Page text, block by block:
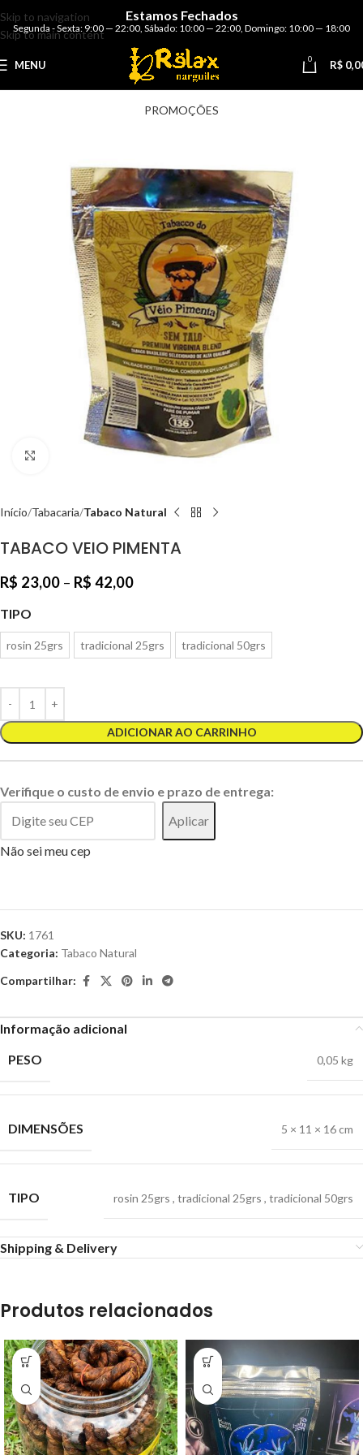
Skip to navigation
Skip to main content
Estamos Fechados
Segunda - Sexta: 9:00 — 22:00 Sábado: 10:00 — 22:00 Domingo: 10:00 — 18:00
MENU 0 R$
PROMOÇÕES
Clique para ampliar
Início Tabacaria Tabaco Natural
TABACO VEIO PIMENTA
R$ 23,00 – R$ 42,00
TIPO
rosin 25grs tradicional 25grs tradicional 50grs
ADICIONAR AO CARRINHO
Verifique o custo de envio e prazo de entrega:
Aplicar
Não sei meu cep
SKU: 1761
Categoria: Tabaco Natural
Compartilhar:
Informação adicional
PESO
0,05 kg
DIMENSÕES 5 × 11 × 16 cm
TIPO rosin 25grs , tradicional 25grs , tradicional 50grs
Shipping & Delivery
Produtos relacionados